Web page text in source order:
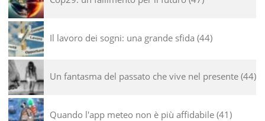
Il lavoro dei sogni: una grande sfida 44
Un fantasma del passato che vive nel presente 44
Quando l'app meteo non è più affidabile 41